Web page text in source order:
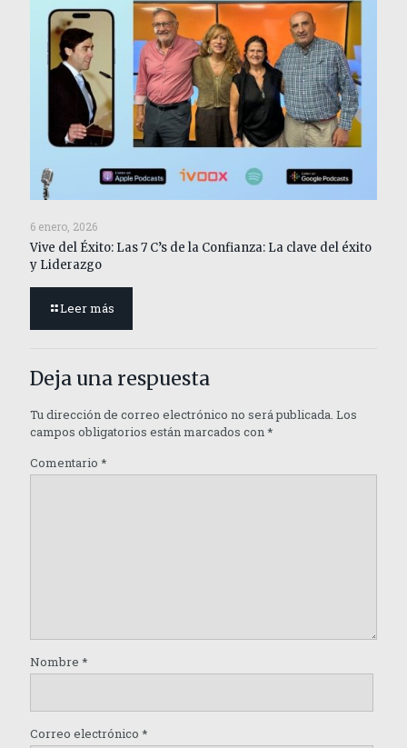
6 enero, 2026
Vive del Éxito: Las 7 C’s de la Confianza: La clave del éxito
y Liderazgo
Leer más
Deja una respuesta
Tu dirección de correo electrónico no será publicada. Los
campos obligatorios están marcados con*
Comentario *
Nombre *
Correo electrónico *